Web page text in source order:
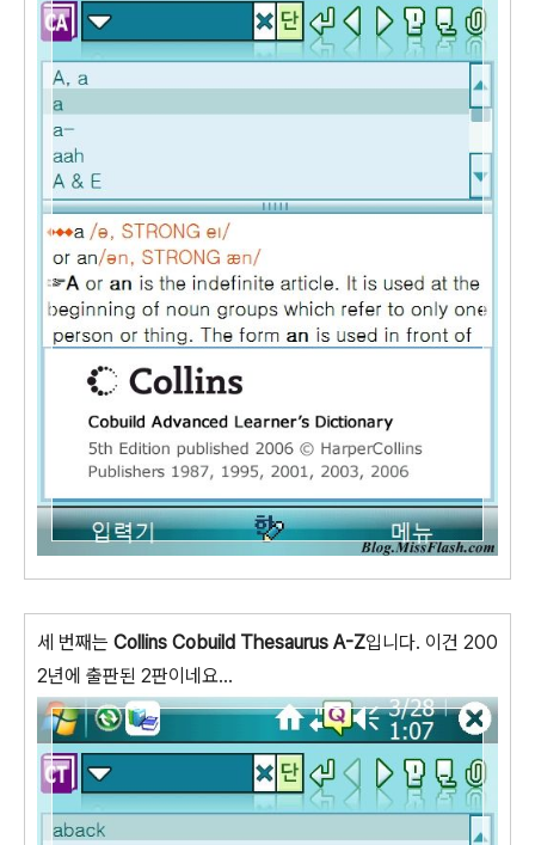
세 번째는 Collins Cobuild Thesaurus A-Z입니다. 이건 200
2년에 출판된 2판이네요...